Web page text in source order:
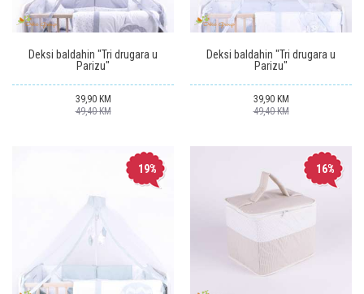
Deksi baldahin "Tri drugara u
Parizu"
39,90 KM
49,40KM
Deksi baldahin "Tri drugara u
Parizu"
39,90 KM
49,40KM
19% 16%